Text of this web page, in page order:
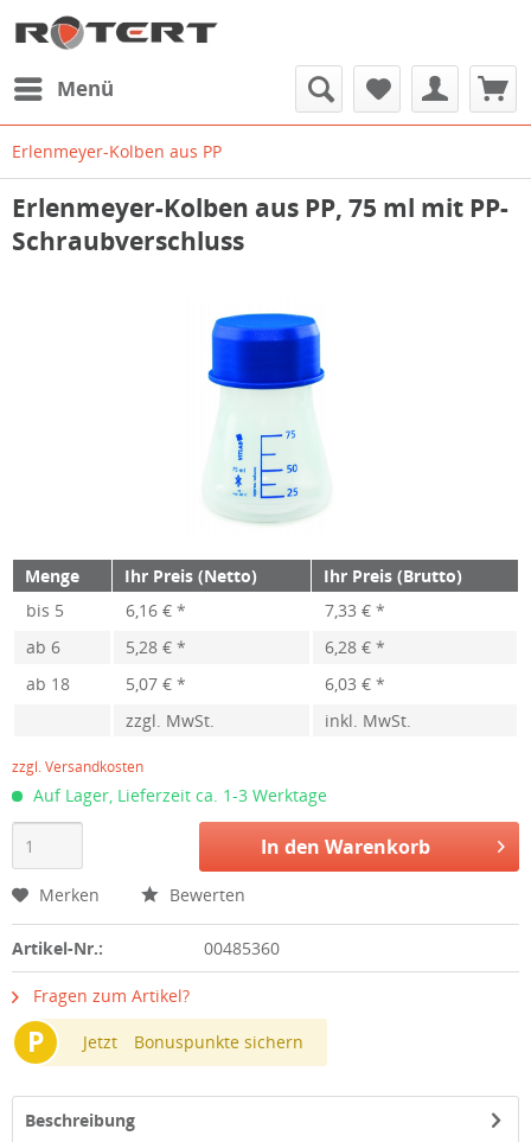
Menü
Erlenmeyer-Kolben aus PP
Erlenmeyer-Kolben aus PP, 75 ml mit PP-
Schraubverschluss
Menge Ihr Preis (Netto)
Ihr Preis (Brutto)
bis 5 6,16 € *
7,33 € *
ab 6 5,28 € *
6,28 € *
ab 18 5,07 € *
6,03 € *
zzgl. MwSt.
inkl. MwSt.
zzgl. Versandkosten
Auf Lager, Lieferzeit ca. 1-3 Werktage
In den Warenkorb
Merken Bewerten
Artikel-Nr.: 00485360
Fragen zum Artikel?
P Jetzt Bonuspunkte sichern
Beschreibung